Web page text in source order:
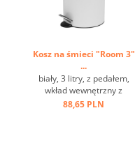
Kosz na śmieci "Room 3"
...
biały, 3 litry, z pedałem,
wkład wewnętrzny z
tworzywa sztucznego ...
88,65 PLN